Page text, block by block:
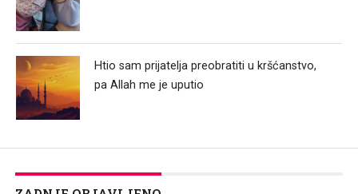
Htio sam prijatelja preobratiti u kršćanstvo,
pa Allah me je uputio